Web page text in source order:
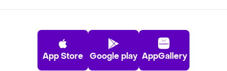
App Store Google play AppGallery